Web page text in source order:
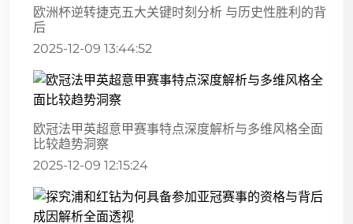
欧洲杯逆转捷克五大关键时刻分析 与历史性胜利的背
后
2025-12-09 13:44:52
欧冠法甲英超意甲赛事特点深度解析与多维风格全面
比较趋势洞察
2025-12-09 12:15:24